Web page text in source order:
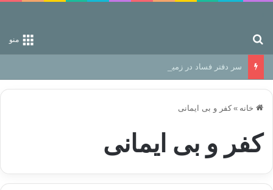
منو
سر دفتر فساد در زمین‌، دوری وکناره‌گیری از راه خداست‌!
خانه » کفر و بی ایمانی
کفر و بی ایمانی